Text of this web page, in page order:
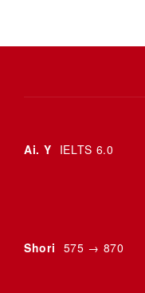
Ai. Y IELTS 6.0
Shori 575 → 870